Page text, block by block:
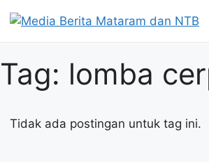
to
Tag: lomba
Tidak ada postingan untuk tag ini.